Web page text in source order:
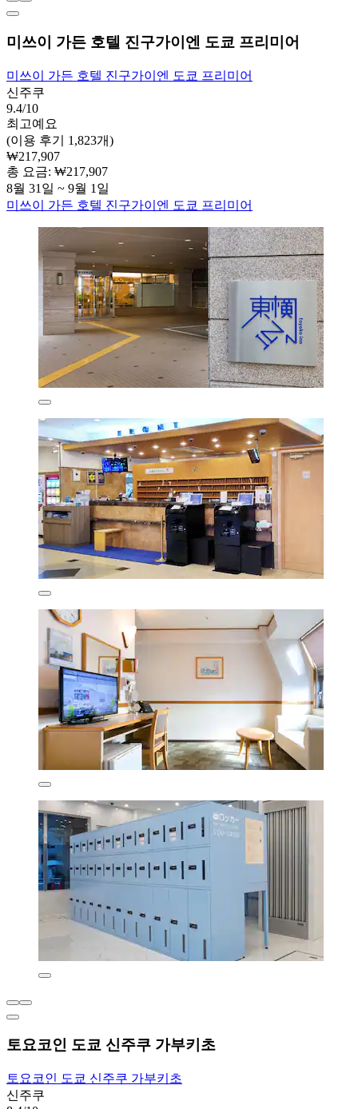
미쓰이 가든 호텔 진구가이엔 도쿄 프리미어
미쓰이 가든 호텔 진구가이엔 도쿄 프리미어
신주쿠
9.4/10
최고예요
(이용 후기 1,823개)
₩217,907
총 요금: ₩217,907
8월 31일 ~ 9월 1일
미쓰이 가든 호텔 진구가이엔 도쿄 프리미어
토요코인 도쿄 신주쿠 가부키초
토요코인 도쿄 신주쿠 가부키초
신주쿠